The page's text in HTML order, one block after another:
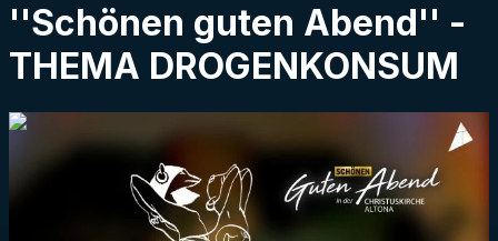
''Schönen guten Abend'' -
THEMA DROGENKONSUM
1:59:34